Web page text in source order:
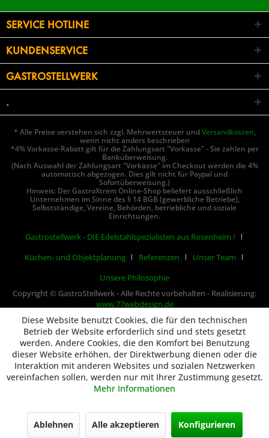
SERVICE HOTLINE
KUNDENSERVICE
GASTROSTELLWERK
.
* Alle Preise verstehen sich zzgl. Mehrwertsteuer undVersandkosten,
wenn nicht anders beschrieben
*4% Vorkasse-Rabatt gilt für die Zahlungsart "Vorkasse" - Sie zahlen per
Banküberweisung.
(Nach Auswahl der Zahlungsart "Vorkasse" im Checkout werden die 4%
automatisch abgezogen. Dies gilt nicht für Paypal und
Sofortüberweisung.)
Hinweis: Der GastroXtrem Online-Shop beliefert ausschließlich
Unternehmen im Sinne des § 14 BGB (gewerbliche Betriebe),
Selbstständige, Vereine, Behörden, betriebliche und soziale
Einrichtungen.
Gastrostellwerk - DIE Edelstahlspezialisten aus Rosenheim !
Küchen- und Objektplanung
Referenzen
Unser Team
Unsere Philosophie
Copyright © GastroStellwerk - Alle Rechte vorbehalten - Realisierung:
www.77webdesign.de
Diese Website benutzt Cookies, die für den technischen
Betrieb der Website erforderlich sind und stets gesetzt
werden. Andere Cookies, die den Komfort bei Benutzung
dieser Website erhöhen, der Direktwerbung dienen oder die
Interaktion mit anderen Websites und sozialen Netzwerken
vereinfachen sollen, werden nur mit Ihrer Zustimmung gesetzt.
Mehr Informationen
Ablehnen Alle akzeptieren Konfigurieren